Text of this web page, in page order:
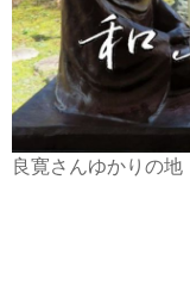
良寛さんゆかりの